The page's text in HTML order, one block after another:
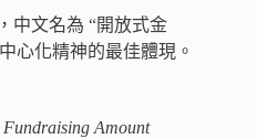
中文名為 “開放式金
心化精神的最佳體現。
Amount